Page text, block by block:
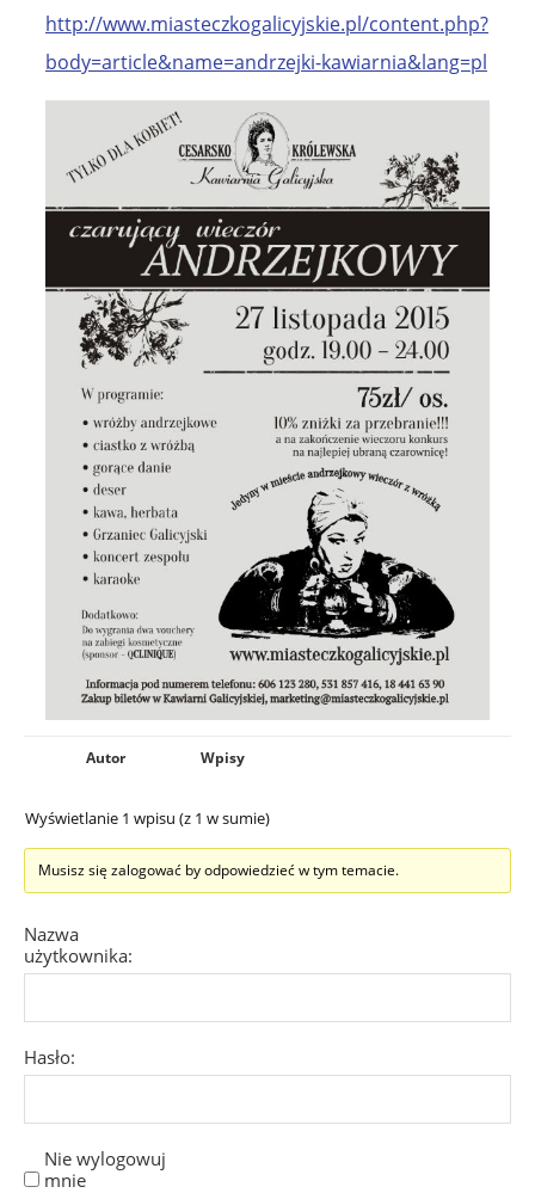
http://www.miasteczkogalicyjskie.pl/content.php?
body=article&name=andrzejki-kawiarnia&lang=pl
Autor Wpisy
Wyświetlanie 1 wpisu (z 1 w sumie)
Musisz się zalogować by odpowiedzieć w tym temacie.
Nazwa
użytkownika:
Hasło:
Nie wylogowuj
mnie